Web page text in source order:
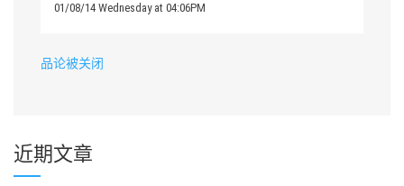
01/08/14 Wednesday at 04:06PM
品论被关闭
近期文章